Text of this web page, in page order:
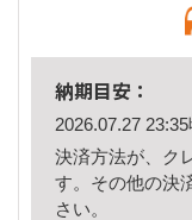
納期目安：
2026.07.27
決済方法が、ク
す。その他の決
さい。